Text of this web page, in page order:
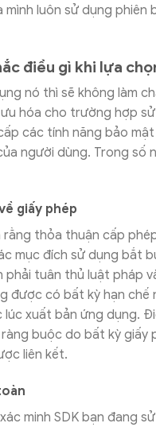
mình luôn sử dụng phiên
điều gì khi lựa
nó thì sẽ không làm
hóa cho trường hợp
các tính năng bảo
người dùng. Trong số
giấy phép
rằng thỏa thuận cấp
mục đích sử dụng bắt
phải tuân thủ luật pháp
được có bất kỳ hạn chế
lúc xuất bản ứng dụng.
buộc do bất kỳ giấy
liên kết.
minh SDK bạn đang